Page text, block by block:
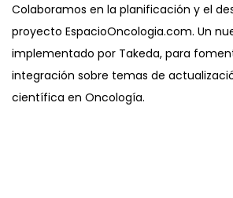
Colaboramos en la planificación y el
proyecto EspacioOncologia.com. Un
implementado por Takeda, para
integración sobre temas de
científica en Oncología.